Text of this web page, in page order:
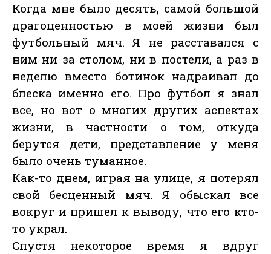
Когда мне было десять, самой большой
драгоценностью в моей жизни был
футбольный мяч. Я не расставался с
ним ни за столом, ни в постели, а раз в
неделю вместо ботинок надраивал до
блеска именно его. Про футбол я знал
все, но вот о многих других аспектах
жизни, в частности о том, откуда
берутся дети, представление у меня
было очень туманное.
Как-то днем, играя на улице, я потерял
свой бесценный мяч. Я обыскал все
вокруг и пришел к выводу, что его кто-
то украл.
Спустя некоторое время я вдруг